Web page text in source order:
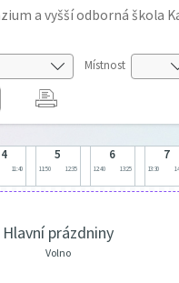
a vyšší odborná škola
Místnost
4
11:40
5
11:50 12:35
6
12:40 13:25
7
13:30
Hlavní prázdniny
Volno